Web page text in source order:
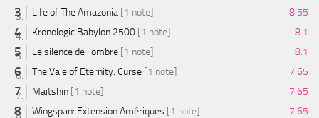
Life of The Amazonia [1 note]
8.55
Kronologic Babylon 2500 [1 note]
8.1
Le silence de l'ombre [1 note]
8.1
The Vale of Eternity: Curse [1 note]
7.65
Maitshin [1 note]
7.65
Wingspan: Extension Amériques [1 note]
7.65